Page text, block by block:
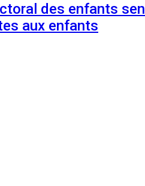
des enfants
aux enfants